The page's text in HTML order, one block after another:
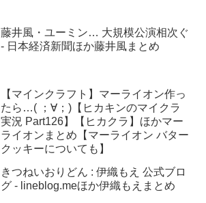
藤井風・ユーミン… 大規模公演相次ぐ
- 日本経済新聞ほか藤井風まとめ
【マインクラフト】マーライオン作っ
たら…( ；∀；)【ヒカキンのマイクラ
実況 Part126】【ヒカクラ】ほかマー
ライオンまとめ【マーライオン バター
クッキーについても】
きつねいおりどん : 伊織もえ 公式ブロ
グ - lineblog.meほか伊織もえまとめ